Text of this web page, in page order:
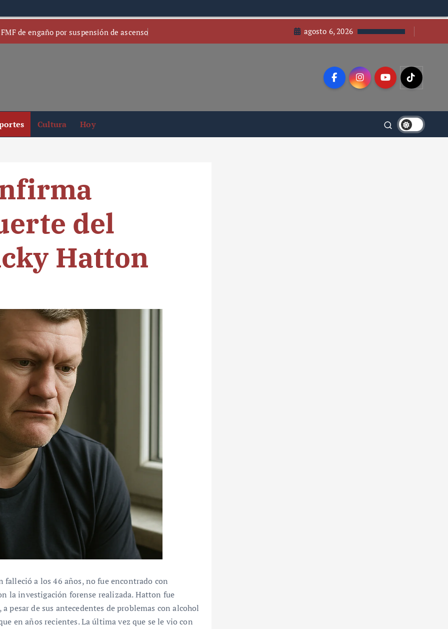
de engaño por suspensión de ascenso agosto 6, 2026
Cultura Hoy
del
Hatton
a los 46 años, no fue encontrado con
la investigación forense realizada. Hatton fue
pesar de sus antecedentes de problemas con alcohol
en años recientes. La última vez que se le vio con